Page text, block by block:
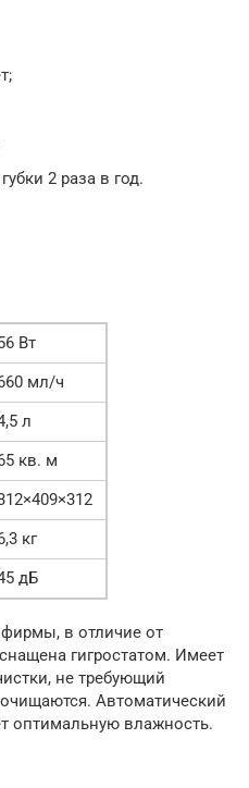
2 раза в год.
Вт
мл/ч
л
кв. м
кг
дБ
в отличие от
гигростатом. Имеет
не требующий
Автоматический
оптимальную влажность.